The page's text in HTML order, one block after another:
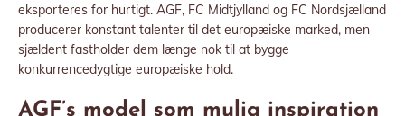
eksporteres for hurtigt. AGF, FC Midtjylland og FC Nordsjælland
producerer konstant talenter til det europæiske marked, men
sjældent fastholder dem længe nok til at bygge
konkurrencedygtige europæiske hold.
AGF’s model som mulig inspiration